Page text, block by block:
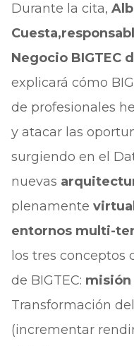
Durante la cita,
Cuesta,
Negocio BIGTEC
explicará cómo
de profesionales
y atacar las
surgiendo en el
nuevas
plenamente
entornos multi-
los tres conceptos
de BIGTEC: misión
Transformación
(incrementar